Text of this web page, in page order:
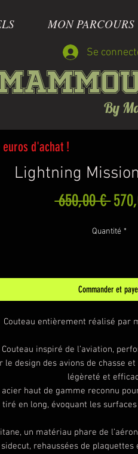
MON PARCOURS
By
Se
d'achat !
Lightning
650,00 € Prix
Quantité *
Commander et
Couteau entièrement réalisé par
Couteau inspiré de l’aviation,
design des avions de chasse
légèreté et
acier haut de gamme reconnu
tiré en long, évoquant les
un matériau phare de
rehaussées de